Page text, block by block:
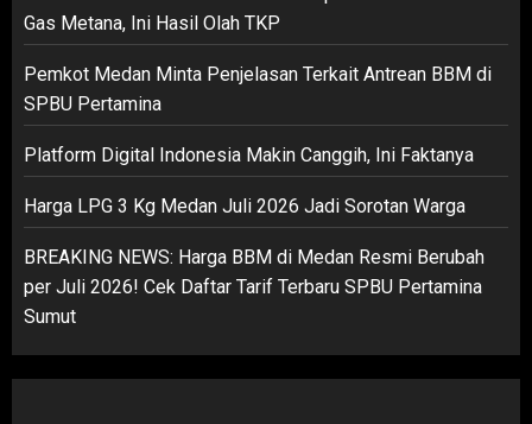
Gas Metana, Ini Hasil Olah TKP
Pemkot Medan Minta Penjelasan Terkait Antrean BBM di
SPBU Pertamina
Platform Digital Indonesia Makin Canggih, Ini Faktanya
Harga LPG 3 Kg Medan Juli 2026 Jadi Sorotan Warga
BREAKING NEWS: Harga BBM di Medan Resmi Berubah
per Juli 2026! Cek Daftar Tarif Terbaru SPBU Pertamina
Sumut